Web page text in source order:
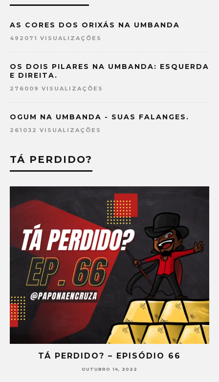
AS CORES DOS ORIXÁS NA UMBANDA
492071 VISUALIZAÇÕES
OS DOIS PILARES NA UMBANDA: ESQUERDA
E DIREITA.
276009 VISUALIZAÇÕES
OGUM NA UMBANDA - SUAS FALANGES.
261032 VISUALIZAÇÕES
TÁ PERDIDO?
TÁ PERDIDO? – EPISÓDIO 65
SETEMBRO 30, 2022